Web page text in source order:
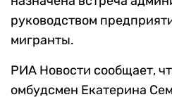
руководством
мигранты.
РИА Новости сообщает,
омбудсмен Екатерина